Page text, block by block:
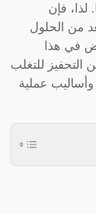
لذا، فإن
من الحلول
في هذا
التحفيز للتغلب
عملية